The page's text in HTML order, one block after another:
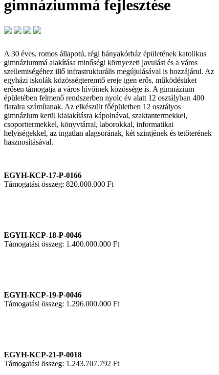
gimnáziummá fejlesztése
A 30 éves, romos állapotú, régi bányakórház épületének katolikus
gimnáziummá alakítása minőségi környezeti javulást és a város
szellemiségéhez illő infrastrukturális megújulásával is hozzájárul. Az
egyházi iskolák közösségteremtő ereje igen erős, működésüket
erősen támogatja a város hívőinek közössége is. A gimnázium
épületében felmenő rendszerben nyolc év alatt 12 osztályban 400
fiatalra számítanak. Az elkészült főépületben 12 osztályos
gimnázium kerül kialakításra kápolnával, szaktantermekkel,
csoporttermekkel, könyvtárral, laborokkal, informatikai
helyiségekkel, az ingatlan alagsorának, két szintjének és tetőterének
hasznosításával.
EGYH-KCP-17-P-0166
Támogatási összeg: 820.000.000 Ft
EGYH-KCP-18-P-0046
Támogatási összeg: 1.400.000.000 Ft
EGYH-KCP-19-P-0046
Támogatási összeg: 1.296.000.000 Ft
EGYH-KCP-21-P-0018
Támogatási összeg: 1.243.707.792 Ft